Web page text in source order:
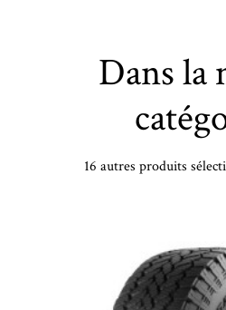
Dans la
16 autres produits